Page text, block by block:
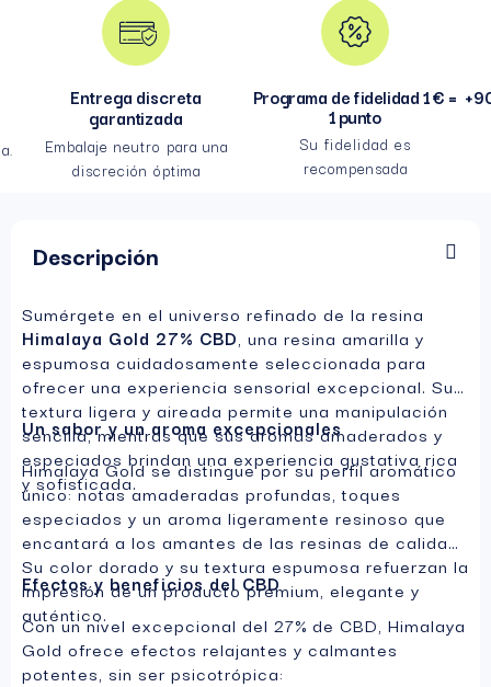
Entrega discreta
garantizada
Embalaje neutro para una
discreción óptima
Programa de fidelidad 1 € =
1 punto
Su fidelidad es
recompensada
Descripción
Sumérgete en el universo refinado de la resina
Himalaya Gold 27% CBD , una resina amarilla y
espumosa cuidadosamente seleccionada para
ofrecer una experiencia sensorial excepcional. Su
textura ligera y aireada permite una manipulación
sencilla, mientras que sus aromas amaderados y
especiados brindan una experiencia gustativa rica
y sofisticada.
Un sabor y un aroma excepcionales
Himalaya Gold se distingue por su perfil aromático
único: notas amaderadas profundas, toques
especiados y un aroma ligeramente resinoso que
encantará a los amantes de las resinas de calidad.
Su color dorado y su textura espumosa refuerzan la
impresión de un producto premium, elegante y
auténtico.
Efectos y beneficios del CBD
Con un nivel excepcional del 27% de CBD, Himalaya
Gold ofrece efectos relajantes y calmantes
potentes, sin ser psicotrópica: